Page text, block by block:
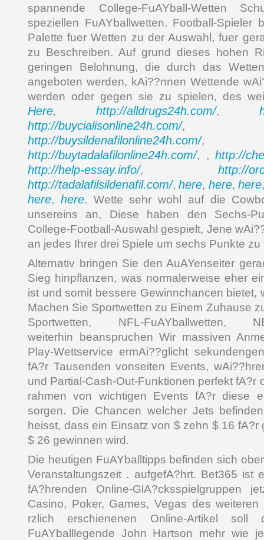
spannende College-FuAYball-Wetten
speziellen FuAYballwetten. Football-Spieler
Palette fuer Wetten zu der Auswahl, fuer
zu Beschreiben. Auf grund dieses hohen
geringen Belohnung, die durch das
angeboten werden, kAi??nnen Wettende
werden oder gegen sie zu spielen, des
Here, http://alldrugs24h.com/,
http://buycialisonline24h.com/,
http://buysildenafilonline24h.com/,
http://buytadalafilonline24h.com/, , http://
http://help-essay.info/, http://
http://tadalafilsildenafil.com/,here, here,here
here, here. Wette sehr wohl auf die
unsereins an, Diese haben den Sechs-
College-Football-Auswahl gespielt, Jene
an jedes Ihrer drei Spiele um sechs Punkte
Alternativ bringen Sie den AuAYenseiter
Sieg hinpflanzen, was normalerweise eher
ist und somit bessere Gewinnchancen bietet,
Machen Sie Sportwetten zu Einem Zuhause
Sportwetten, NFL-FuAYballwetten,
weiterhin beanspruchen Wir massiven
Play-Wettservice ermAi??glicht
fA?r Tausenden vonseiten Events,
und Partial-Cash-Out-Funktionen perfekt fA?r
rahmen von wichtigen Events fA?r diese
sorgen. Die Chancen welcher Jets
heisst, dass ein Einsatz von $ zehn $ 16 fA?r
$ 26 gewinnen wird.
Die heutigen FuAYballtipps befinden sich
Veranstaltungszeit . aufgefA?hrt. Bet365 ist
fA?hrenden Online-GlA?cksspielgruppen
Casino, Poker, Games, Vegas des
rzlich erschienenen Online-Artikel soll
FuAYballlegende John Hartson mehr wie